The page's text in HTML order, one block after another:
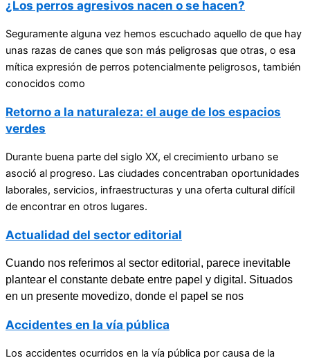
¿Los perros agresivos nacen o se hacen?
Seguramente alguna vez hemos escuchado aquello de que hay
unas razas de canes que son más peligrosas que otras, o esa
mítica expresión de perros potencialmente peligrosos, también
conocidos como
Retorno a la naturaleza: el auge de los espacios
verdes
Durante buena parte del siglo XX, el crecimiento urbano se
asoció al progreso. Las ciudades concentraban oportunidades
laborales, servicios, infraestructuras y una oferta cultural difícil
de encontrar en otros lugares.
Actualidad del sector editorial
Cuando nos referimos al sector editorial, parece inevitable
plantear el constante debate entre papel y digital. Situados
en un presente movedizo, donde el papel se nos
Accidentes en la vía pública
Los accidentes ocurridos en la vía pública por causa de la